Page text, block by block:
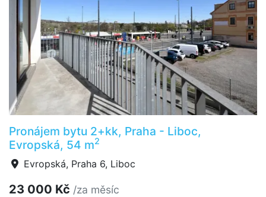
Pronájem bytu 2+kk, Praha - Liboc,
Evropská, 54 m2
Evropská, Praha 6, Liboc
23 000 Kč /za měsíc